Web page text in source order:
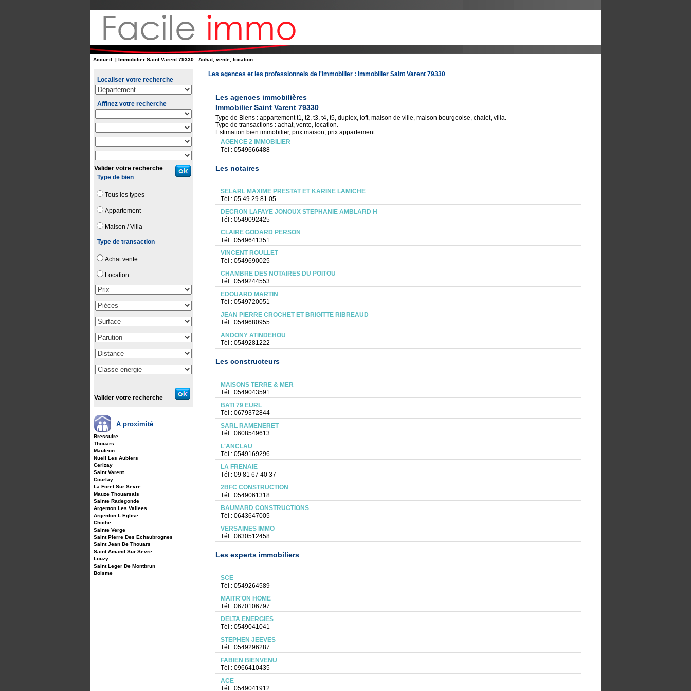
Accueil | Immobilier Saint Varent 79330 : Achat, vente, location
Localiser votre recherche
Affinez votre recherche
Valider votre recherche
Type de bien
Tous les types
Appartement
Maison / Villa
Type de transaction
Achat vente
Location
Valider votre recherche
A proximité
Bressuire
Thouars
Mauleon
Nueil Les Aubiers
Cerizay
Saint Varent
Courlay
La Foret Sur Sevre
Mauze Thouarsais
Sainte Radegonde
Argenton Les Vallees
Argenton L Eglise
Chiche
Sainte Verge
Saint Pierre Des Echaubrognes
Saint Jean De Thouars
Saint Amand Sur Sevre
Louzy
Saint Leger De Montbrun
Boisme
Les agences et les professionnels de l'immobilier : Immobilier Saint Varent 79330
Les agences immobilières
Immobilier Saint Varent 79330
Type de Biens : appartement t1, t2, t3, t4, t5, duplex, loft, maison de ville, maison bourgeoise, chalet, villa.
Type de transactions : achat, vente, location.
Estimation bien immobilier, prix maison, prix appartement.
AGENCE 2 IMMOBILIER
Tél : 0549666488
Les notaires
SELARL MAXIME PRESTAT ET KARINE LAMICHE
Tél : 05 49 29 81 05
DECRON LAFAYE JONOUX STEPHANIE AMBLARD H
Tél : 0549092425
CLAIRE GODARD PERSON
Tél : 0549641351
VINCENT ROULLET
Tél : 0549690025
CHAMBRE DES NOTAIRES DU POITOU
Tél : 0549244553
EDOUARD MARTIN
Tél : 0549720051
JEAN PIERRE CROCHET ET BRIGITTE RIBREAUD
Tél : 0549680955
ANDONY ATINDEHOU
Tél : 0549281222
Les constructeurs
MAISONS TERRE & MER
Tél : 0549043591
BATI 79 EURL
Tél : 0679372844
SARL RAMENERET
Tél : 0608549613
L'ANCLAU
Tél : 0549169296
LA FRENAIE
Tél : 09 81 67 40 37
2BFC CONSTRUCTION
Tél : 0549061318
BAUMARD CONSTRUCTIONS
Tél : 0643647005
VERSAINES IMMO
Tél : 0630512458
Les experts immobiliers
SCE
Tél : 0549264589
MAITR'ON HOME
Tél : 0670106797
DELTA ENERGIES
Tél : 0549041041
STEPHEN JEEVES
Tél : 0549296287
FABIEN BIENVENU
Tél : 0966410435
ACE
Tél : 0549041912